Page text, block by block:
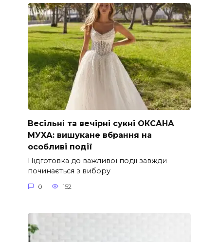
Весільні та вечірні сукні ОКСАНА
МУХА: вишукане вбрання на
особливі події
Підготовка до важливої події завжди
починається з вибору
0 152